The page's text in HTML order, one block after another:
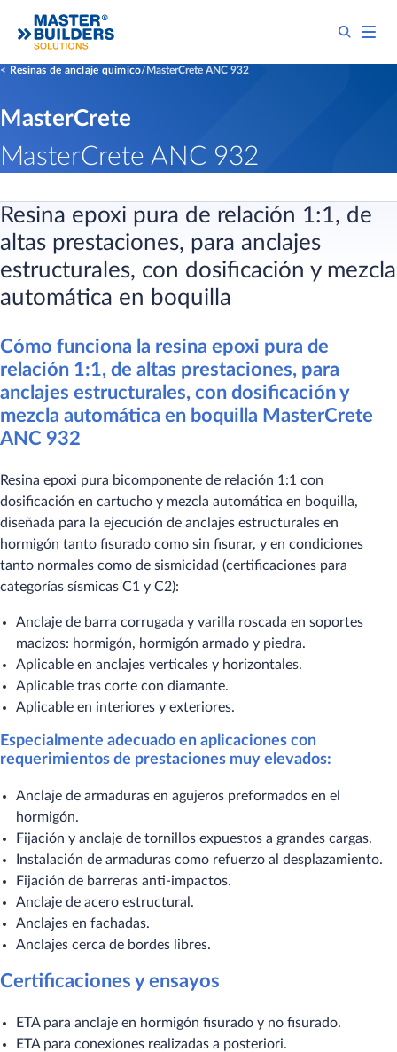
Resinas de anclaje químico MasterCrete ANC 932
MasterCrete
MasterCrete ANC 932
Resina epoxi pura de relación 1:1, de
altas prestaciones, para anclajes
estructurales, con dosificación y mezcla
automática en boquilla
Cómo funciona la resina epoxi pura de
relación 1:1, de altas prestaciones, para
anclajes estructurales, con dosificación y
mezcla automática en boquilla MasterCrete
ANC 932
Resina epoxi pura bicomponente de relación 1:1 con
dosificación en cartucho y mezcla automática en boquilla,
diseñada para la ejecución de anclajes estructurales en
hormigón tanto fisurado como sin fisurar, y en condiciones
tanto normales como de sismicidad (certificaciones para
categorías sísmicas C1 y C2):
Anclaje de barra corrugada y varilla roscada en soportes
macizos: hormigón, hormigón armado y piedra.
Aplicable en anclajes verticales y horizontales.
Aplicable tras corte con diamante.
Aplicable en interiores y exteriores.
Especialmente adecuado en aplicaciones con
requerimientos de prestaciones muy elevados:
Anclaje de armaduras en agujeros preformados en el
hormigón.
Fijación y anclaje de tornillos expuestos a grandes cargas.
Instalación de armaduras como refuerzo al desplazamiento.
Fijación de barreras anti-impactos.
Anclaje de acero estructural.
Anclajes en fachadas.
Anclajes cerca de bordes libres.
Certificaciones y ensayos
ETA para anclaje en hormigón fisurado y no fisurado.
ETA para conexiones realizadas a posteriori.